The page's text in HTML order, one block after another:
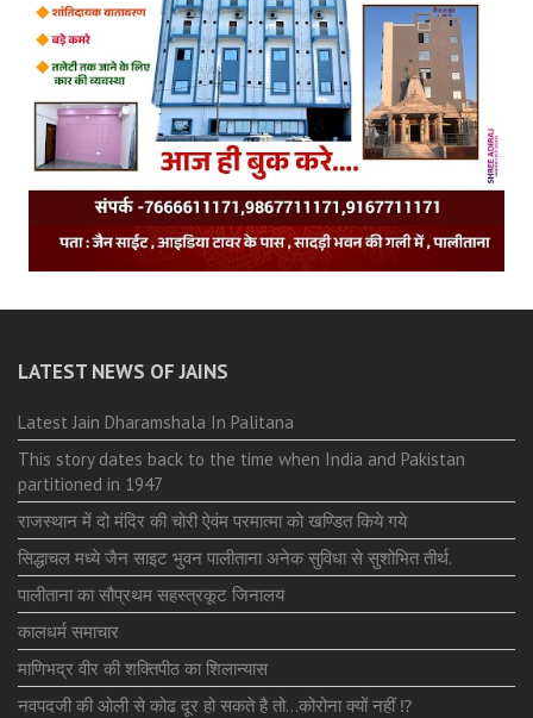
LATEST NEWS OF JAINS
Latest Jain Dharamshala In Palitana
This story dates back to the time when India and Pakistan
partitioned in 1947
राजस्थान में दो मंदिर की चोरी ऐवंम परमात्मा को खण्डित किये गये
सिद्धाचल मध्ये जैन साइट भुवन पालीताना अनेक सुविधा से सुशोभित तीर्थ.
पालीताना का सौप्रथम सहस्त्रकूट जिनालय
कालधर्म समाचार
माणिभद्र वीर की शक्तिपीठ का शिलान्यास
नवपदजी की ओली से कोढ दूर हो सकते है तो…कोरोना क्यों नहीं ⁉️